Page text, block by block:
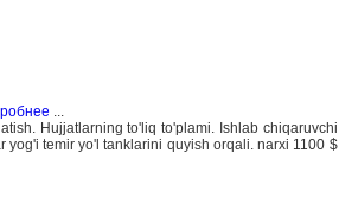
...
Hujjatlarning to'liq to'plami. Ishlab chiqaruvchi
temir yo'l tanklarini quyish orqali. narxi 1100 $